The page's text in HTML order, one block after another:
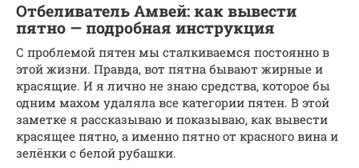
Отбеливатель Амвей: как вывести
пятно — подробная инструкция
С проблемой пятен мы сталкиваемся постоянно в
этой жизни. Правда, вот пятна бывают жирные и
красящие. И я лично не знаю средства, которое бы
одним махом удаляла все категории пятен. В этой
заметке я рассказываю и показываю, как вывести
красящее пятно, а именно пятно от красного вина и
зелёнки с белой рубашки.